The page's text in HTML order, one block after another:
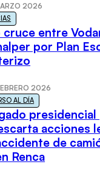
2026
cruce entre
por Plan
2026
AL DÍA
presidencial
acciones
de
Renca